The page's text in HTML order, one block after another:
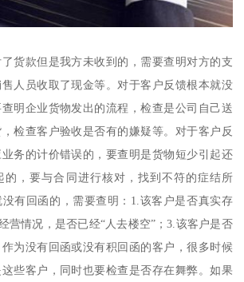
货款但是我方未收到的，需要查明对方的支
人员收取了现金等。对于客户反馈根本就没
明企业货物发出的流程，检查是公司自己送
检查客户验收是否有的嫌疑等。对于客户反
务的计价错误的，要查明是货物短少引起还
的，要与合同进行核对，找到不符的症结所
有回函的，需要查明：1.该客户是否真实存
营情况，是否已经“人去楼空”；3.该客户是否
为没有回函或没有积回函的客户，很多时候
些客户，同时也要检查是否存在舞弊。如果